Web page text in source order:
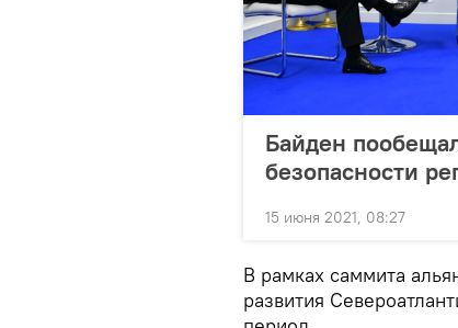
Байден
безопасности
15 июня 2021, 08:27
В рамках саммита
развития